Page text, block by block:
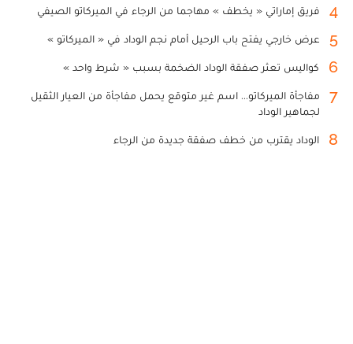
4 فريق إماراتي « يخطف » مهاجما من الرجاء في الميركاتو الصيفي
5 عرض خارجي يفتح باب الرحيل أمام نجم الوداد في « الميركاتو »
6 كواليس تعثر صفقة الوداد الضخمة بسبب « شرط واحد »
7
مفاجأة الميركاتو... اسم غير متوقع يحمل مفاجأة من العيار الثقيل
لجماهير الوداد
8 الوداد يقترب من خطف صفقة جديدة من الرجاء